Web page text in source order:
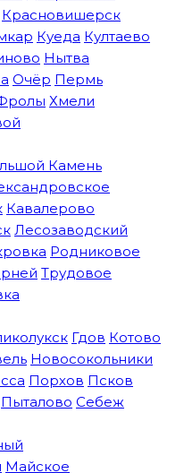
Красновишерск
Куеда Култаево
Нытва
Очёр Пермь
Хмели
Камень
Кавалерово
Лесозаводский
Родниковое
Трудовое
Гдов Котово
Новосокольники
Порхов Псков
Пыталово Себеж
Майское